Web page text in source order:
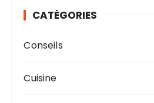
CATÉGORIES
Conseils
Cuisine